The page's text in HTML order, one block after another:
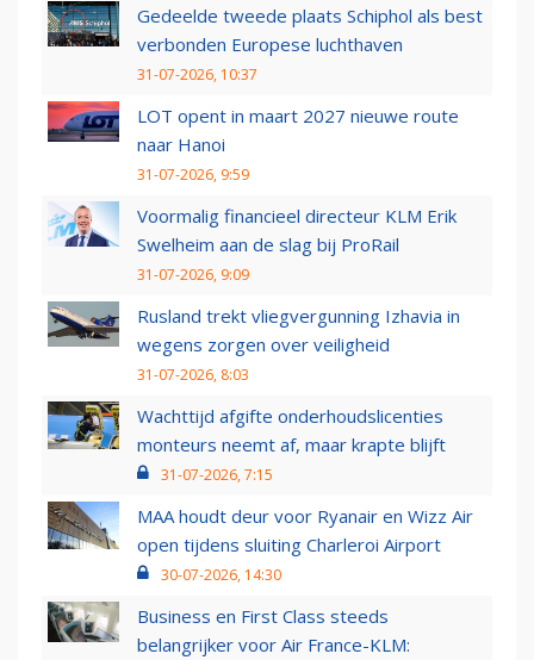
Gedeelde tweede plaats Schiphol als best
verbonden Europese luchthaven
31-07-2026, 10:37
LOT opent in maart 2027 nieuwe route
naar Hanoi
31-07-2026, 9:59
Voormalig financieel directeur KLM Erik
Swelheim aan de slag bij ProRail
31-07-2026, 9:09
Rusland trekt vliegvergunning Izhavia in
wegens zorgen over veiligheid
31-07-2026, 8:03
Wachttijd afgifte onderhoudslicenties
monteurs neemt af, maar krapte blijft
31-07-2026, 7:15
MAA houdt deur voor Ryanair en Wizz Air
open tijdens sluiting Charleroi Airport
30-07-2026, 14:30
Business en First Class steeds
belangrijker voor Air France-KLM: